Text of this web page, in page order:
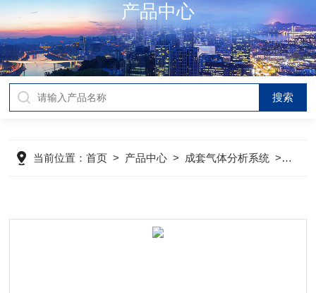
产品中心
当前位置：首页 > 产品中心 > 成套气体分析系统 > 便携